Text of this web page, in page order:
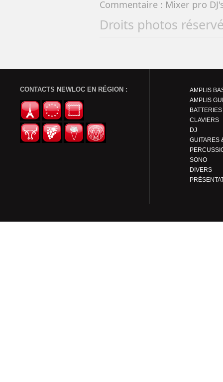
Commentaire : Mixer pro
Droits photos
CONTACTS NEWLOC EN RÉGION :
AMPLIS
AMPLIS
BATTERIES
CLAVIERS
DJ
SONO
DIVERS